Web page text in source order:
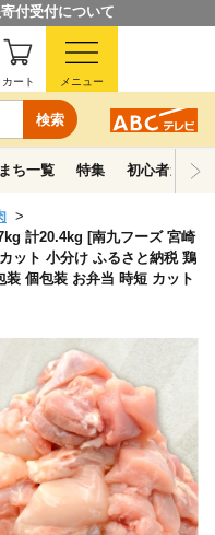
付受付について
検索
カート メニュー
まち一覧 特集 初心者ガイド
計20.4kg [南九フーズ 宮崎
ット 小分け ふるさと納税 鶏
個包装 お弁当 時短 カット